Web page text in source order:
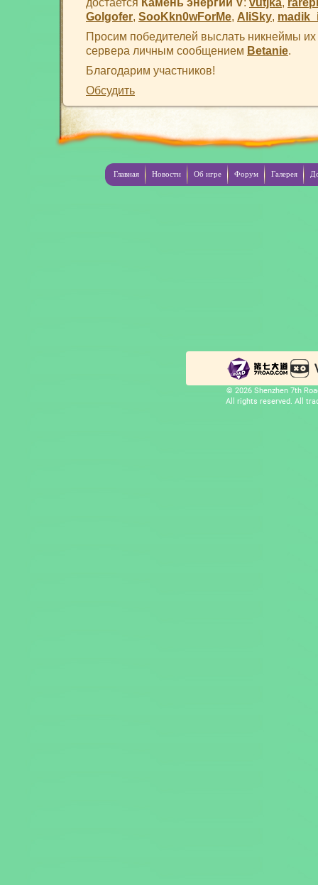
Golgofer, SooKkn0wForMe, AliSky,
Просим победителей выслать никнеймы
сервера личным сообщением Betanie.
Благодарим участников!
Обсудить
Главная Новости Об игре Форум Галерея
© 2026 Shenzhen 7th
All rights reserved. All